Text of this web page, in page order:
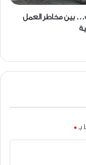
بين مخاطر العمل
بـ *